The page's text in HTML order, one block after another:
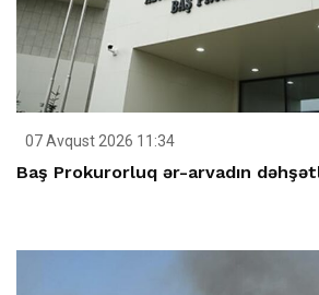
07 Avqust 2026 11:34
Baş Prokurorluq ər-arvadın